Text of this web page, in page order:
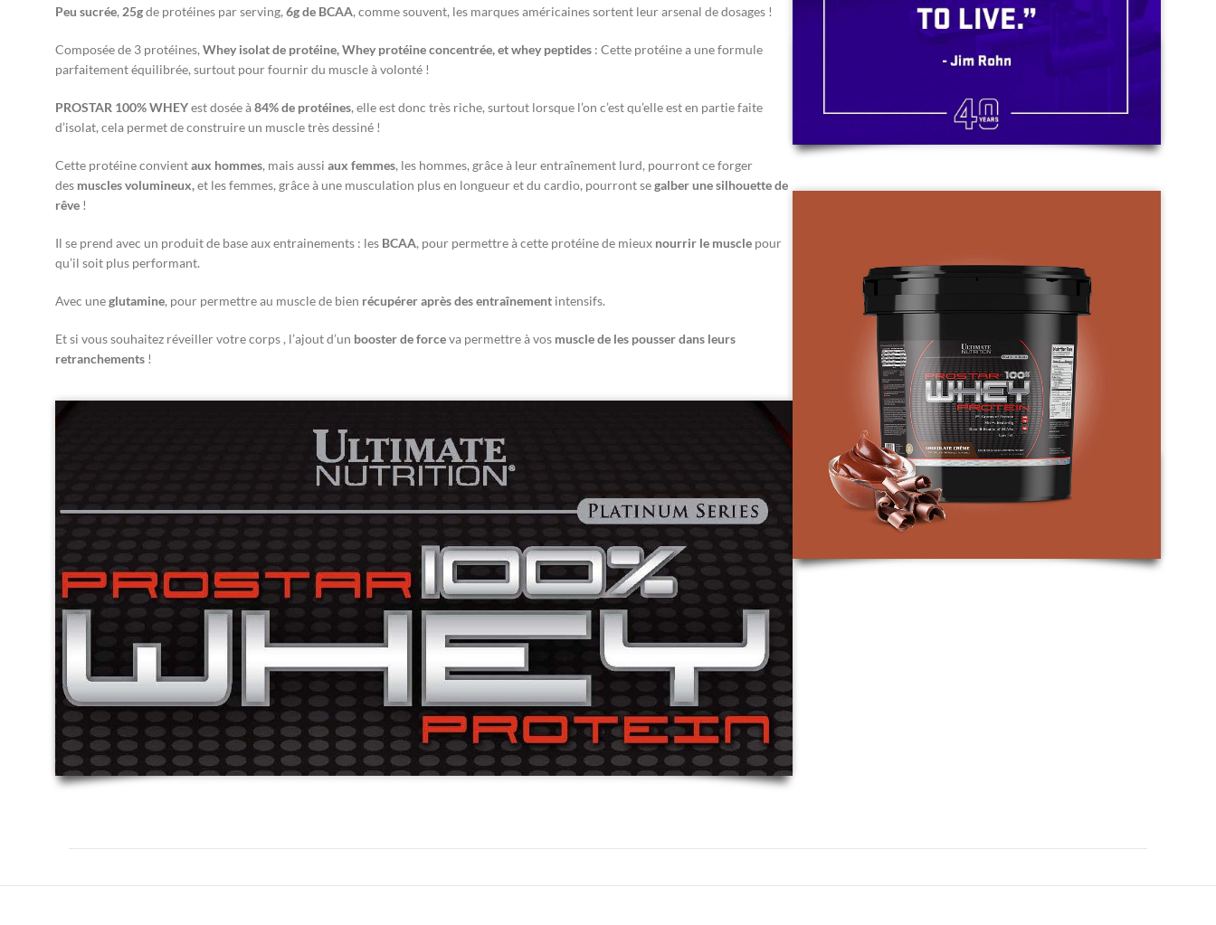
Peu sucrée, 25gde protéines par serving, 6g de BCAA, comme souvent, les marques américaines sortent leur arsenal de dosages !
Composée de 3 protéines, Whey isolat de protéine, Whey protéine concentrée, et whey peptides : Cette protéine a une formule
parfaitement équilibrée, surtout pour fournir du muscle à volonté !
PROSTAR 100% WHEYest dosée à84% de protéines, elle est donc très riche, surtout lorsque l’on c’est qu’elle est en partie faite
d’isolat, cela permet de construire un muscle très dessiné !
Cette protéine convientaux hommes, mais aussi aux femmes, les hommes, grâce à leur entraînement lurd, pourront ce forger
des muscles volumineux,et les femmes, grâce à une musculation plus en longueur et du cardio, pourront segalber une silhouette de
rêve !
Il se prend avec un produit de base aux entrainements : les BCAA, pour permettre à cette protéine de mieux nourrir le muscle pour
qu’il soit plus performant.
Avec uneglutamine, pour permettre au muscle de bien récupérer après des entraînement intensifs.
Et si vous souhaitez réveiller votre corps , l’ajout d’un booster de forceva permettre à vos muscle de les pousser dans leurs
retranchements !